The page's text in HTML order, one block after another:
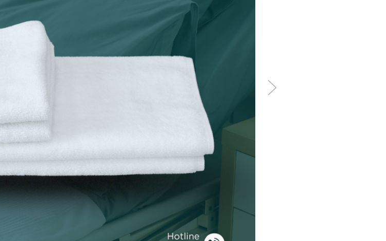
Thanh Thủy
phẩm đồ vải y tế đạt chuẩn, trong đó Áo Gối Trắng Sọc Chống
CVC, áo gối mềm mại, thoáng khí, an toàn cho da và hạn chế
giúp áo gối giữ form, không bị nhăn dù trải qua nhiều lần giặt, tiết
đồ vải.
sạch sẽ, dễ dàng phát hiện vết bẩn và tiệt trùng. Họa tiết sọc
nghiệp.
kiểm định bởi Trung Tâm 3, đảm bảo đạt tiêu chuẩn y tế về khả